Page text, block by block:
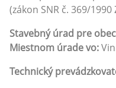
(zákon SNR č. 369/
Stavebný úrad pre
Miestnom úrade vo:
Technický